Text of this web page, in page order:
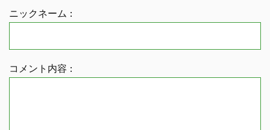
ニックネーム :
コメント内容 :